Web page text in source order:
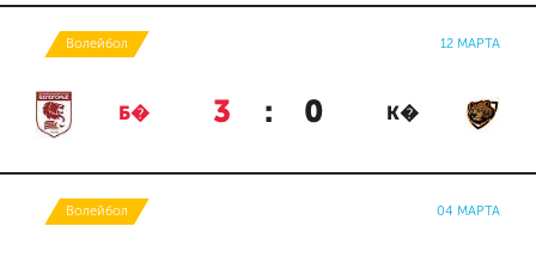
Волейбол 12 МАРТА
Б� 3 : 0 К�
Волейбол 04 МАРТА